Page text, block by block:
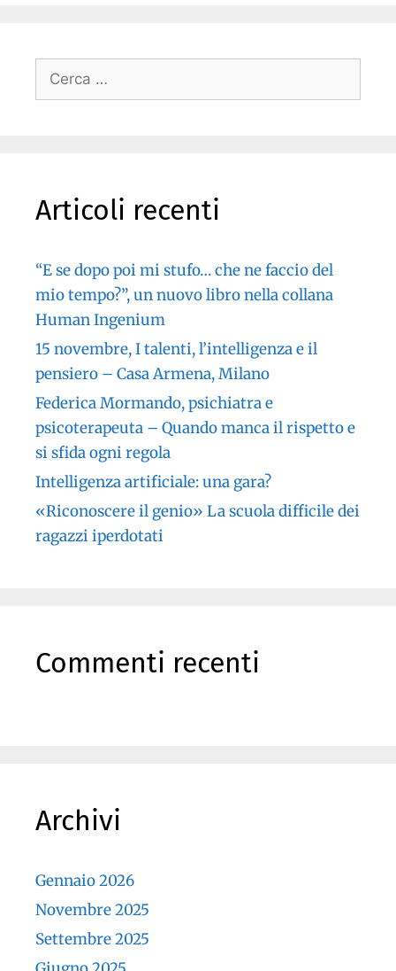
Articoli recenti
“E se dopo poi mi stufo… che ne faccio del
mio tempo?”, un nuovo libro nella collana
Human Ingenium
15 novembre, I talenti, l’intelligenza e il
pensiero – Casa Armena, Milano
Federica Mormando, psichiatra e
psicoterapeuta – Quando manca il rispetto e
si sfida ogni regola
Intelligenza artificiale: una gara?
«Riconoscere il genio» La scuola difficile dei
ragazzi iperdotati
Commenti recenti
Archivi
Gennaio 2026
Novembre 2025
Settembre 2025